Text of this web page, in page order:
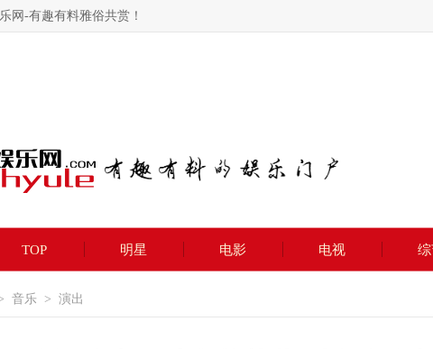
网-有趣有料雅俗共赏！
TOP 明星 电影 电视
音乐 > 演出